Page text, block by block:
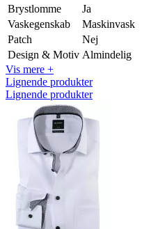
Brystlomme
Ja
Vaskegenskab
Maskinvask
Patch
Nej
Design & Motiv Almindelig
Vis mere +
Lignende produkter
Lignende produkter